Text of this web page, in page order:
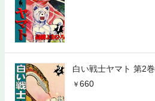
白い戦士ヤマト 第2巻
660